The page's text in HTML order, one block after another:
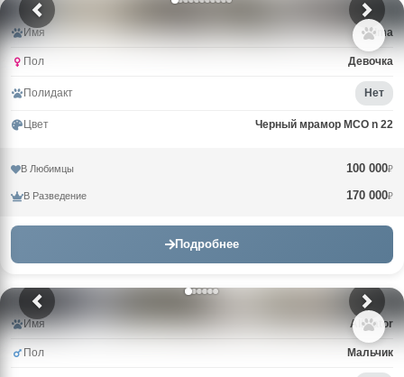
Имя Alma
Пол Девочка
Полидакт Нет
Цвет Черный мрамор MCO n 22
В Любимцы 100 000₽
В Разведение 170 000₽
Подробнее
Имя Alligator
Пол Мальчик